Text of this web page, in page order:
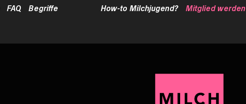
FAQ Begriffe
How-to Milchjugend?
Mitglied werden